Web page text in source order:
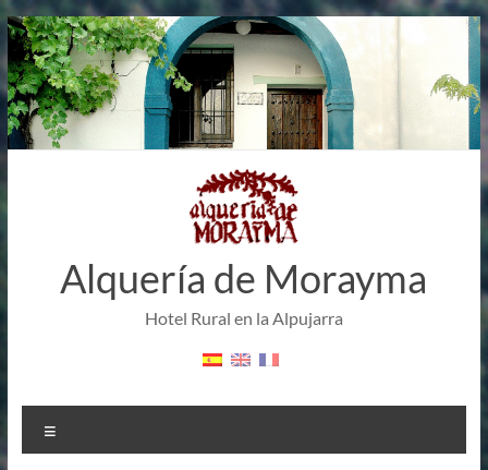
Saltar
al
contenido
Alquería de Morayma
Hotel Rural en la Alpujarra